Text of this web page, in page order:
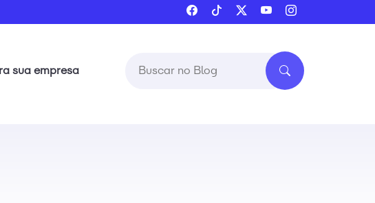
sua empresa